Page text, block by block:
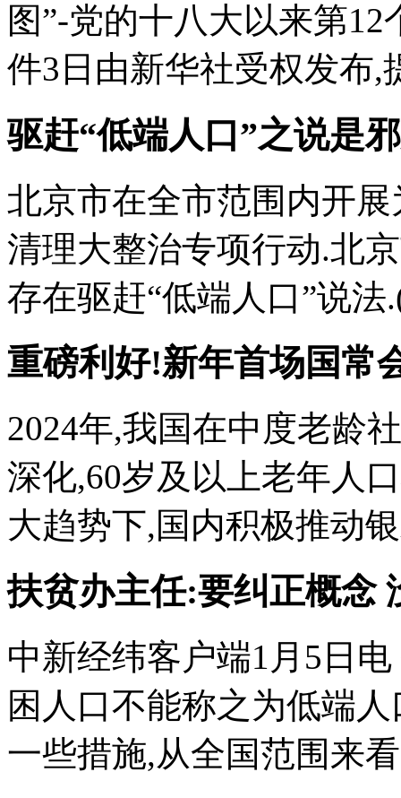
图”-党的十八大以来第
件3日由新华社受权发布,
驱赶“低端人口”之说是
北京市在全市范围内开
清理大整治专项行动.北
存在驱赶“低端人口”说法
重磅利好!新年首场国常
2024年,我国在中度老龄
深化,60岁及以上老年人
大趋势下,国内积极推动
扶贫办主任:要纠正概念
中新经纬客户端1月5日
困人口不能称之为低端
一些措施,从全国范围来